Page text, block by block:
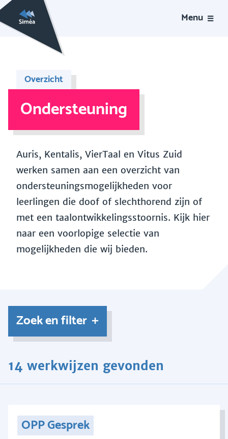
Menu
Overzicht
Ondersteuning
Auris, Kentalis, VierTaal en Vitus Zuid
werken samen aan een overzicht van
ondersteuningsmogelijkheden voor
leerlingen die doof of slechthorend zijn of
met een taalontwikkelingsstoornis. Kijk hier
naar een voorlopige selectie van
mogelijkheden die wij bieden.
Zoek en filter
14 werkwijzen gevonden
OPP Gesprek